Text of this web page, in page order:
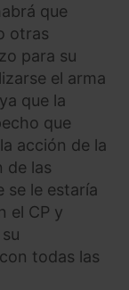
que
otras
para su
el arma
que la
que
acción de la
de las
se le estaría
el CP y
todas las